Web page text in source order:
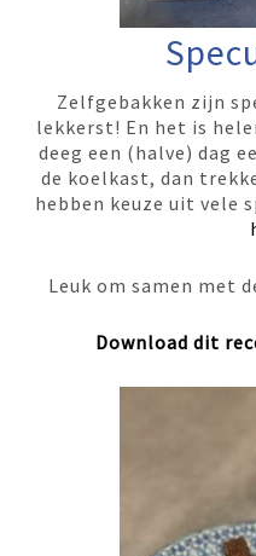
Zelfgebakken zijn
lekkerst! En het is
deeg een (halve) dag
de koelkast, dan
hebben keuze uit vele
Leuk om samen met
Download dit